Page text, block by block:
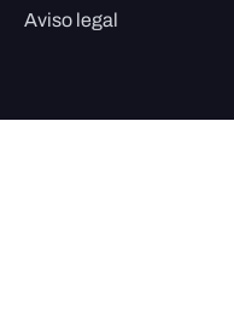
Aviso legal